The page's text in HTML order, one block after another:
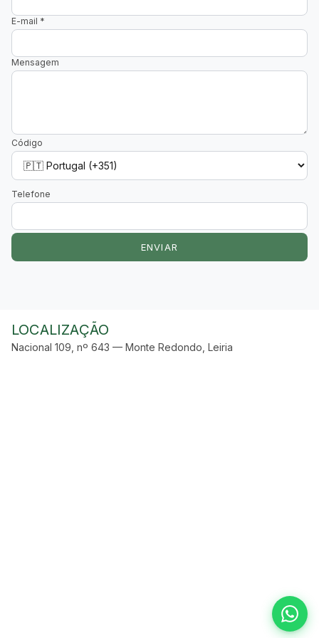
E-mail *
Mensagem
Código
Telefone
ENVIAR
LOCALIZAÇÃO
Nacional 109, nº 643 — Monte Redondo, Leiria